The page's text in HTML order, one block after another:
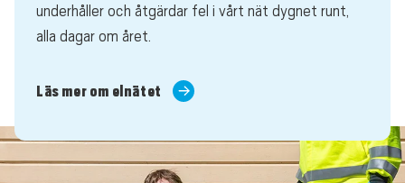
underhåller och åtgärdar fel i vårt nät dygnet runt,
alla dagar om året.
Läs mer om elnätet